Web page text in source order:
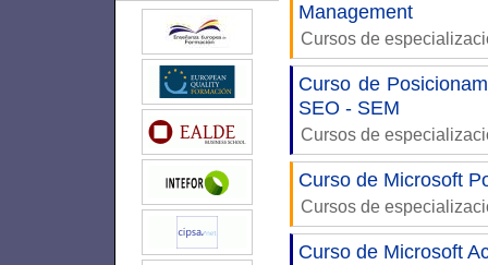
Management
Cursos de
Curso de
SEO - SEM
Cursos de
Curso de Microsoft
Cursos de
Curso de Microsoft